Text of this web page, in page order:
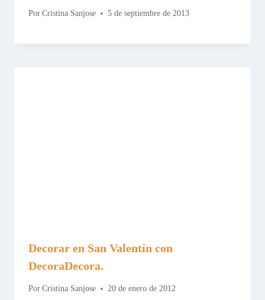
Por Cristina Sanjose 5 de septiembre de 2013
Decorar en San Valentín con
DecoraDecora.
Por Cristina Sanjose 20 de enero de 2012